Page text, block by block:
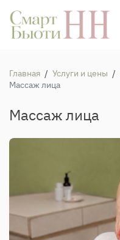
Главная / Услуги и цены /
Массаж лица
Массаж лица